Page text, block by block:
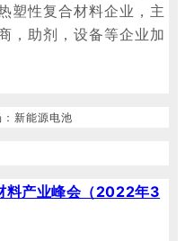
塑性复合材料企业，主
，助剂，设备等企业加
料产业峰会（2022年3